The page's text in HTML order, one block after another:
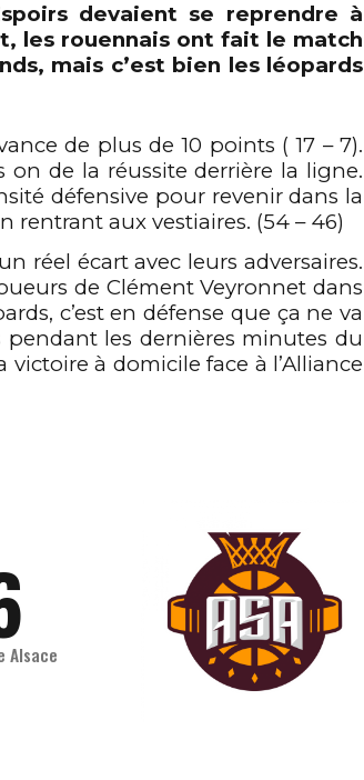
devaient se reprendre à
les rouennais ont fait le match
, mais c’est bien les léopards
de plus de 10 points ( 17 – 7).
on de la réussite derrière la ligne.
défensive pour revenir dans la
rentrant aux vestiaires. (54 – 46)
réel écart avec leurs adversaires.
de ClémentVeyronnet dans
c’est en défense que ça ne va
pendant les dernières minutes du
victoire à domicile face à l’Alliance
Alsace